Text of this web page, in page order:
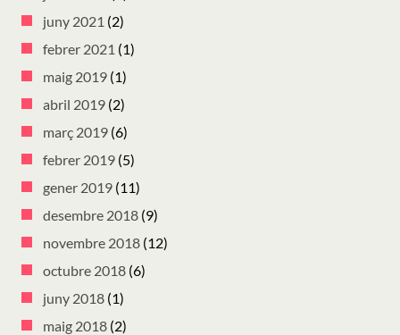
juny 2021 (2)
febrer 2021 (1)
maig 2019 (1)
abril 2019 (2)
març 2019 (6)
febrer 2019 (5)
gener 2019 (11)
desembre 2018 (9)
novembre 2018 (12)
octubre 2018 (6)
juny 2018 (1)
maig 2018 (2)